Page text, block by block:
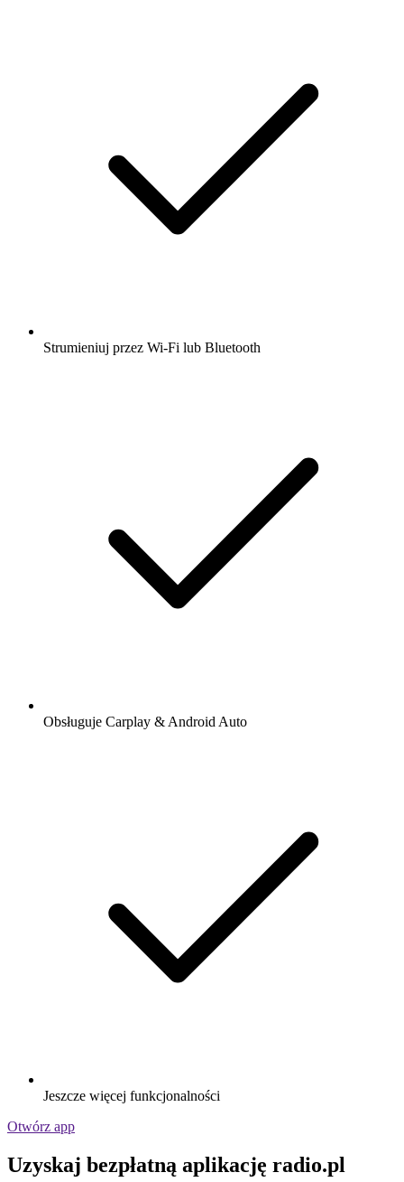
Strumieniuj przez Wi-Fi lub Bluetooth
Obsługuje Carplay & Android Auto
Jeszcze więcej funkcjonalności
Otwórz app
Uzyskaj bezpłatną aplikację radio.pl